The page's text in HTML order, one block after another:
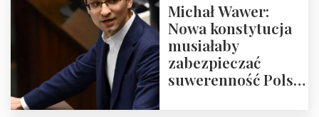
Michał Wawer:
Nowa konstytucja
musiałaby
zabezpieczać
suwerenność Polski